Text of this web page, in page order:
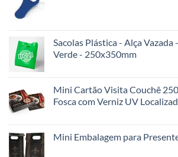
Sacolas Plástica - Alça Vazada
Verde - 250x350mm
Mini Cartão Visita Couchê
Fosca com Verniz UV
Mini Embalagem para